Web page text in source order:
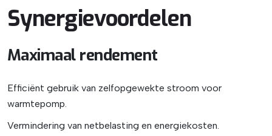
Synergievoordelen
Maximaal rendement
Efficiënt gebruik van zelfopgewekte stroom voor
warmtepomp.
Vermindering van netbelasting en energiekosten.